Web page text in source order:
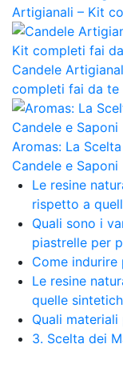
Artigianali – Kit
Candele
completi fai da te
Aromas: La
Candele e Saponi
Le resine
rispetto a
Quali sono i
piastrelle per
Come indurire
Le resine
quelle
Quali
3. Scelta dei